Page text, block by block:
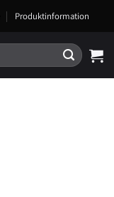
Produktinformation